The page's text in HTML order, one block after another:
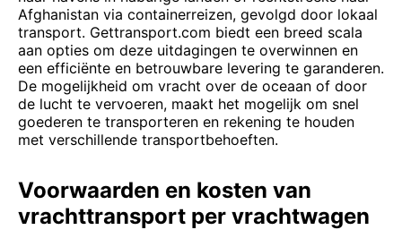
Afghanistan via containerreizen, gevolgd door lokaal
transport. Gettransport.com biedt een breed scala
aan opties om deze uitdagingen te overwinnen en
een efficiënte en betrouwbare levering te garanderen.
De mogelijkheid om vracht over de oceaan of door
de lucht te vervoeren, maakt het mogelijk om snel
goederen te transporteren en rekening te houden
met verschillende transportbehoeften.
Voorwaarden en kosten van
vrachttransport per vrachtwagen